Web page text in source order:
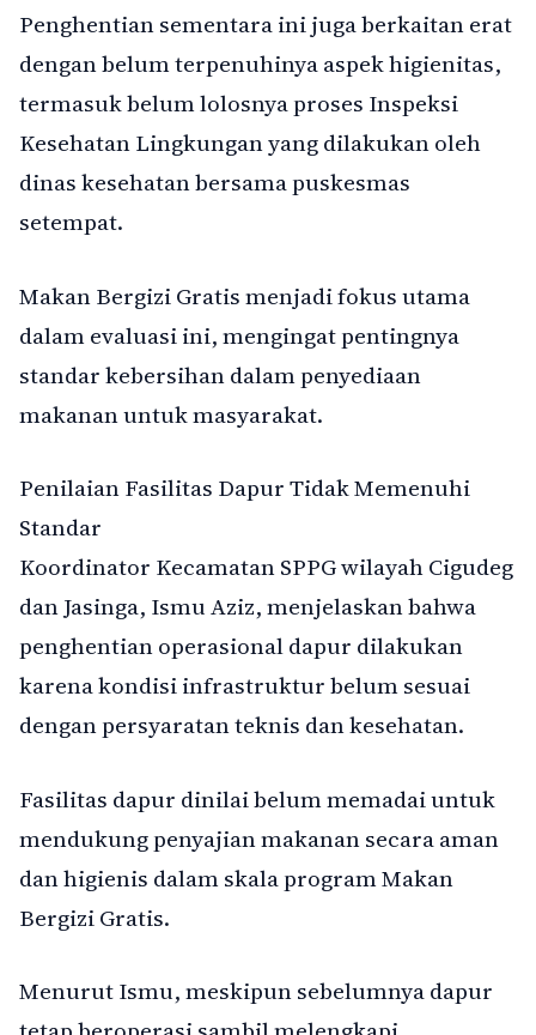
Penghentian sementara ini juga berkaitan erat
dengan belum terpenuhinya aspek higienitas,
termasuk belum lolosnya proses Inspeksi
Kesehatan Lingkungan yang dilakukan oleh
dinas kesehatan bersama puskesmas
setempat.
Makan Bergizi Gratis menjadi fokus utama
dalam evaluasi ini, mengingat pentingnya
standar kebersihan dalam penyediaan
makanan untuk masyarakat.
Penilaian Fasilitas Dapur Tidak Memenuhi
Standar
Koordinator Kecamatan SPPG wilayah Cigudeg
dan Jasinga, Ismu Aziz, menjelaskan bahwa
penghentian operasional dapur dilakukan
karena kondisi infrastruktur belum sesuai
dengan persyaratan teknis dan kesehatan.
Fasilitas dapur dinilai belum memadai untuk
mendukung penyajian makanan secara aman
dan higienis dalam skala program Makan
Bergizi Gratis.
Menurut Ismu, meskipun sebelumnya dapur